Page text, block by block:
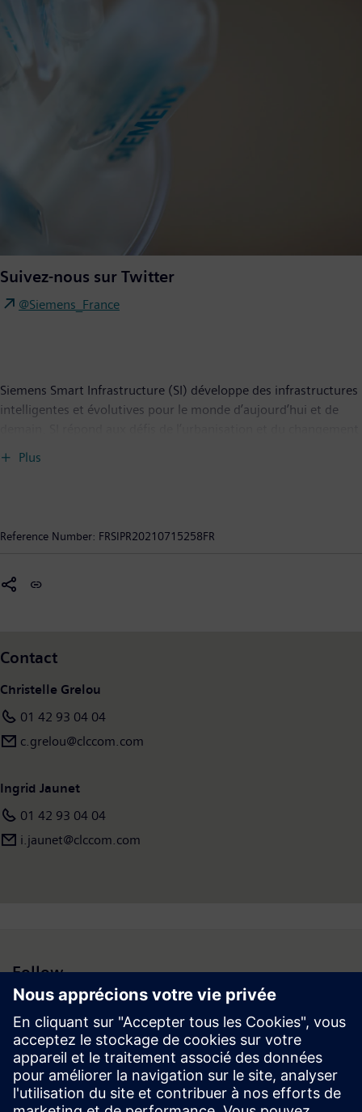
Suivez-nous sur Twitter
@Siemens_France
Siemens Smart Infrastructure (SI) développe des infrastructures
intelligentes et évolutives pour le monde d’aujourd’hui et de
climatique en connectant les systèmes d’énergie, les bâtiments
Siemens Smart Infrastructure, dont le siège est localisé à Zoug
Plus
Reference Number: FRSIPR20210715258FR
Contact
Christelle Grelou
01 42 93 04 04
c.grelou@clccom.com
Ingrid Jaunet
01 42 93 04 04
i.jaunet@clccom.com
Follow
Espace médias | Entreprise | Siemens